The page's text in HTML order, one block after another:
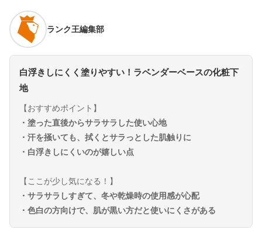
ランク王編集部
白浮きしにくく塗りやすい！ラベンダーベースの化粧下
地
【おすすめポイント】
・塗った直後からサラサラした使い心地
・汗を掻いても、拭くとサラっとした肌触りに
・白浮きしにくいのが嬉しい点
【ここが少し気になる！】
・サラサラしすぎて、冬や乾燥時の使用感が心配
・色白の方向けで、肌が黒い方だと使いにくさがある